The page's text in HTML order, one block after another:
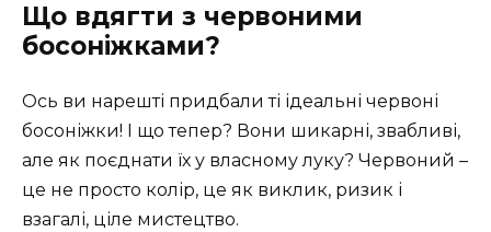
Що вдягти з червоними
босоніжками?
Ось ви нарешті придбали ті ідеальні червоні
босоніжки! І що тепер? Вони шикарні, звабливі,
але як поєднати їх у власному луку? Червоний –
це не просто колір, це як виклик, ризик і
взагалі, ціле мистецтво.